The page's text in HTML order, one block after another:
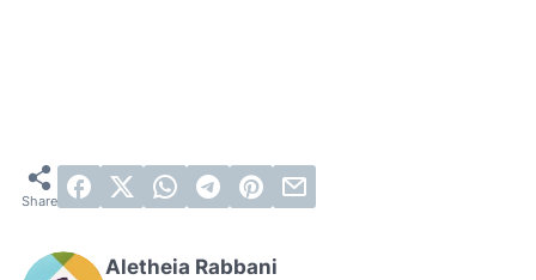
Aletheia Rabbani